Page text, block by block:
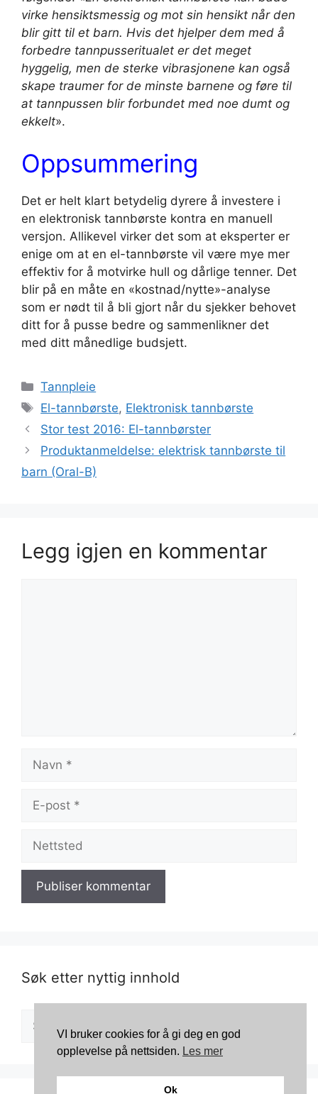
virke hensiktsmessig og mot sin hensikt når den
blir gitt til et barn. Hvis det hjelper dem med å
forbedre tannpusseritualet er det meget
hyggelig, men de sterke vibrasjonene kan også
skape traumer for de minste barnene og føre til
at tannpussen blir forbundet med noe dumt og
ekkelt».
Oppsummering
Det er helt klart betydelig dyrere å investere i
en elektronisk tannbørste kontra en manuell
versjon. Allikevel virker det som at eksperter er
enige om at en el-tannbørste vil være mye mer
effektiv for å motvirke hull og dårlige tenner. Det
blir på en måte en «kostnad/nytte»-analyse
som er nødt til å bli gjort når du sjekker behovet
ditt for å pusse bedre og sammenlikner det
med ditt månedlige budsjett.
Kategorier
Tannpleie
Stikkord
El-tannbørste, Elektronisk tannbørste
Stor test 2016: El-tannbørster
Produktanmeldelse: elektrisk tannbørste til
barn (Oral-B)
Legg igjen en kommentar
Navn
Nettsted
Søk etter nyttig innhold
VI bruker cookies for å gi deg en god
opplevelse på nettsiden. Les mer
Ok